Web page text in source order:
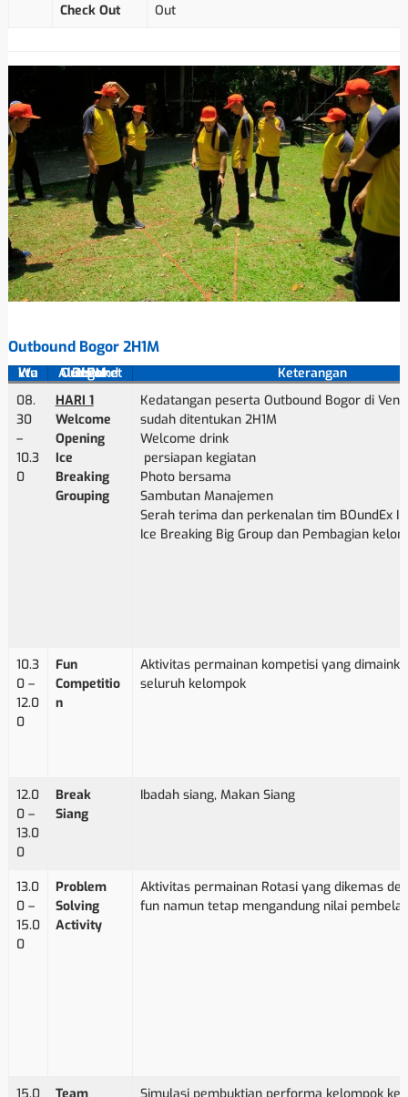
Check Out
Out
Outbound Bogor 2H1M
Waktu Alur Paket Outbound Bogor 2H1M
Keterangan
08.
30
–
10.3
0
HARI 1
Welcome
Opening
Ice
Breaking
Grouping
Kedatangan peserta Outbound Bogor di
sudah ditentukan 2H1M
Welcome drink
persiapan kegiatan
Photo bersama
Sambutan Manajemen
Serah terima dan perkenalan tim BOundEx
Ice Breaking Big Group dan Pembagian
10.3
0 –
12.0
0
Fun
Competitio
n
Aktivitas permainan kompetisi yang
seluruh kelompok
12.0
0 –
13.0
0
Break
Siang
Ibadah siang, Makan Siang
13.0
0 –
15.0
0
Problem
Solving
Activity
Aktivitas permainan Rotasi yang dikemas
fun namun tetap mengandung nilai